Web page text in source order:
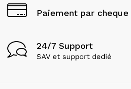
Paiement par
24/7 Support
SAV et support dedié